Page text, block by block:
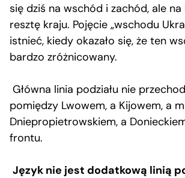
się dziś na wschód i zachód, ale na
resztę kraju. Pojęcie „wschodu
istnieć, kiedy okazało się, że ten
bardzo zróżnicowany.
Główna linia podziału nie
pomiędzy Lwowem, a Kijowem, a
Dniepropietrowskiem, a
frontu.
Język nie jest dodatkową linią